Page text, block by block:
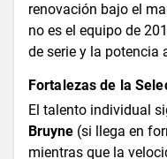
renovación bajo el
no es el equipo de
de serie y la potencia
Fortalezas de la
El talento individual
Bruyne (si llega en
mientras que la